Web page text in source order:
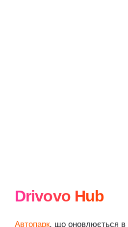
Drivovo Hub
Автопарк, що оновлюється в